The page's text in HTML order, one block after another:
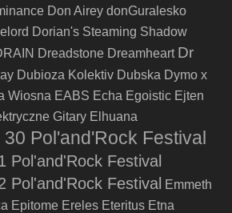
Don Airey donGuralesko
Dorian's Steaming Shadow
Dreadstone Dreamheart Dr
Dubioza Kolektiv Dubska Dymo x
Wiosna EABS Echa Egoistic Ejten
Gitary Elhuana
Pol'and'Rock Festival
Pol'and'Rock Festival
Pol'and'Rock Festival Emmeth
Epitome Ereles Eteritus Etna